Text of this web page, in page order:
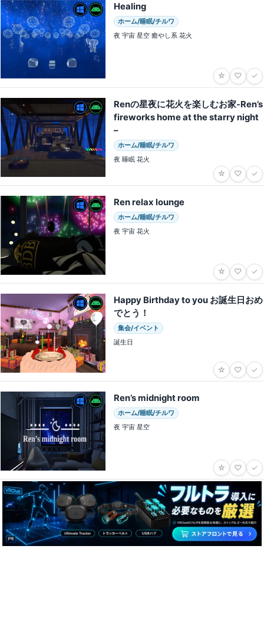
Healing
ホーム/睡眠/チルワ
夜 宇宙 星空 癒やし系 花火
☆ ♡ ✓
Renの星夜に花火を楽しむお家-Ren’s
fireworks home at the starry night
–
ホーム/睡眠/チルワ
夜 睡眠 花火
☆ ♡ ✓
Ren relax lounge
ホーム/睡眠/チルワ
夜 宇宙 花火
☆ ♡ ✓
Happy Birthday to you お誕生日おめ
でとう！
集会/イベント
誕生日
☆ ♡ ✓
Ren’s midnight room
ホーム/睡眠/チルワ
夜 宇宙 星空
☆ ♡ ✓